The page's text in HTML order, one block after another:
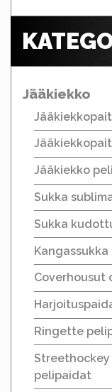
Jääkiekko
Jääkiekko
Sukka
Sukka
Coverhousut
Ringette
pelipaidat